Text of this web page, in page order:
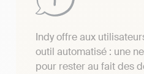
Indy offre aux
outil automatisé : une
pour rester au fait des